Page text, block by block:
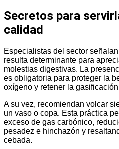
Secretos para
calidad
Especialistas del sector
resulta determinante para
molestias digestivas. La
es obligatoria para proteger la
oxígeno y retener la gasificación.
A su vez, recomiendan volcar
un vaso o copa. Esta práctica
exceso de gas carbónico,
pesadez e hinchazón y
cebada.